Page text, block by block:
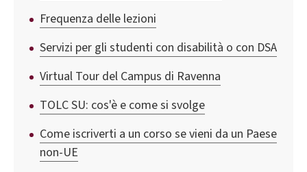
Frequenza delle lezioni
Servizi per gli studenti con disabilità o con DSA
Virtual Tour del Campus di Ravenna
TOLC SU: cos'è e come si svolge
Come iscriverti a un corso se vieni da un Paese
non-UE